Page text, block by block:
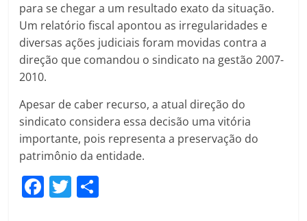
para se chegar a um resultado exato da situação.
Um relatório fiscal apontou as irregularidades e
diversas ações judiciais foram movidas contra a
direção que comandou o sindicato na gestão 2007-
2010.
Apesar de caber recurso, a atual direção do
sindicato considera essa decisão uma vitória
importante, pois representa a preservação do
patrimônio da entidade.
F T